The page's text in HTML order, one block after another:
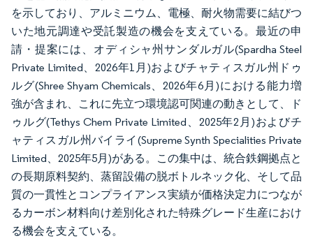
を示しており、アルミニウム、電極、耐火物需要に結びつ
いた地元調達や受託製造の機会を支えている。最近の申
請・提案には、オディシャ州サンダルガル(Spardha Steel
Private Limited、2026年1月)およびチャティスガル州ドゥ
ルグ(Shree Shyam Chemicals、2026年6月)における能力増
強が含まれ、これに先立つ環境認可関連の動きとして、ド
ゥルグ(Tethys Chem Private Limited、2025年2月)およびチ
ャティスガル州バイライ(Supreme Synth Specialities Private
Limited、2025年5月)がある。この集中は、統合鉄鋼拠点と
の長期原料契約、蒸留設備の脱ボトルネック化、そして品
質の一貫性とコンプライアンス実績が価格決定力につなが
るカーボン材料向け差別化された特殊グレード生産におけ
る機会を支えている。